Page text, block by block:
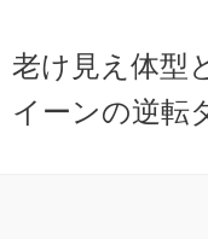
老け見え体型
イーンの逆転